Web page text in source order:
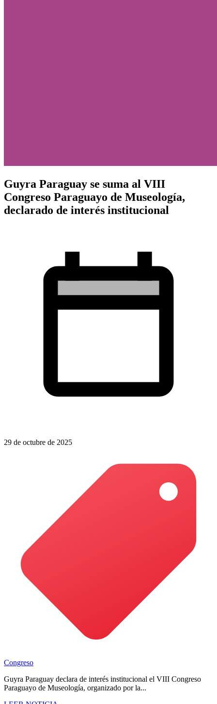
Guyra Paraguay se suma al VIII
Congreso Paraguayo de Museología,
declarado de interés institucional
29 de octubre de 2025
Congreso
Guyra Paraguay declara de interés institucional el VIII Congreso
Paraguayo de Museología, organizado por la...